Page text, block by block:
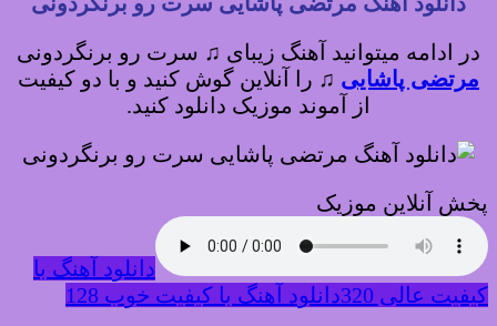
در ادامه میتوانید آهنگ زیبای ♫ سرت رو برنگردونی
مرتضی پاشایی ♫ را آنلاین گوش کنید و با دو کیفیت
از آموند موزیک دانلود کنید.
پخش آنلاین موزیک
دانلود آهنگ با
کیفیت عالی 320
دانلود آهنگ با کیفیت خوب 128